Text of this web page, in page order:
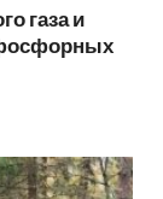
газа и